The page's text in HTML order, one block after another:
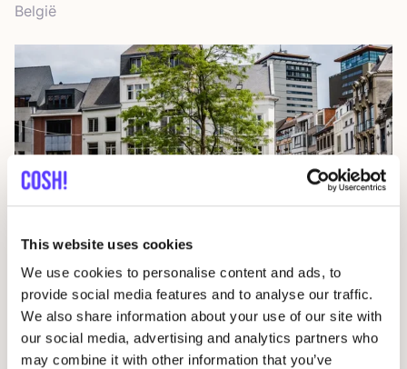
This website uses cookies
We use cookies to personalise content and ads, to
provide social media features and to analyse our traffic.
We also share information about your use of our site with
our social media, advertising and analytics partners who
may combine it with other information that you’ve
Bel­gië
Hasselt
Bel­gië